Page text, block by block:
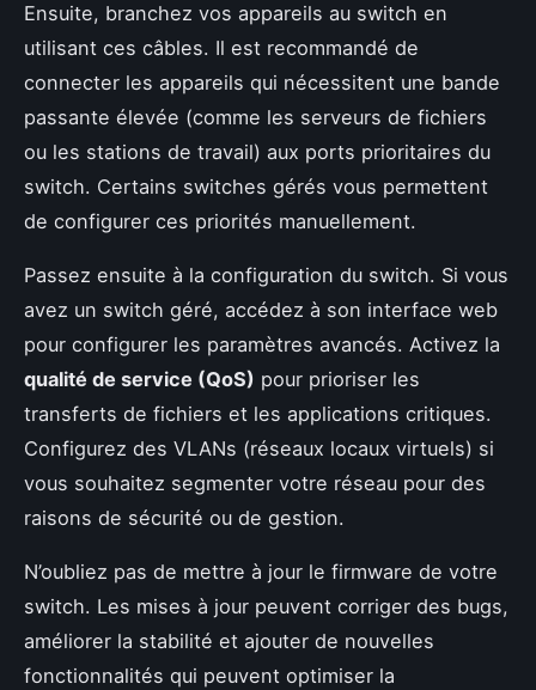
Ensuite, branchez vos appareils au switch en
utilisant ces câbles. Il est recommandé de
connecter les appareils qui nécessitent une bande
passante élevée (comme les serveurs de fichiers
ou les stations de travail) aux ports prioritaires du
switch. Certains switches gérés vous permettent
de configurer ces priorités manuellement.
Passez ensuite à la configuration du switch. Si vous
avez un switch géré, accédez à son interface web
pour configurer les paramètres avancés. Activez la
qualité de service (QoS) pour prioriser les
transferts de fichiers et les applications critiques.
Configurez des VLANs (réseaux locaux virtuels) si
vous souhaitez segmenter votre réseau pour des
raisons de sécurité ou de gestion.
N’oubliez pas de mettre à jour le firmware de votre
switch. Les mises à jour peuvent corriger des bugs,
améliorer la stabilité et ajouter de nouvelles
fonctionnalités qui peuvent optimiser la